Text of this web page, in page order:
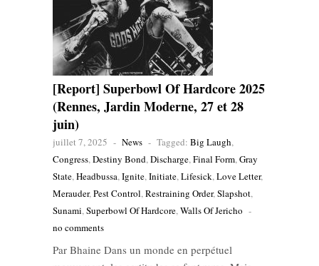
[Report] Superbowl Of Hardcore 2025
(Rennes, Jardin Moderne, 27 et 28
juin)
juillet 7, 2025 - News - Tagged: Big Laugh,
Congress,Destiny Bond,Discharge,Final Form,Gray
State,Headbussa,Ignite,Initiate,Lifesick,Love Letter,
Merauder,Pest Control,Restraining Order,Slapshot,
Sunami,Superbowl Of Hardcore,Walls Of Jericho -
no comments
Par Bhaine Dans un monde en perpétuel